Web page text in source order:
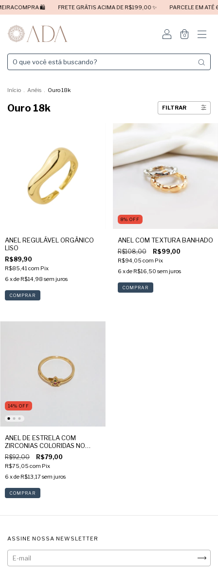
🛍️ FRETE GRÁTIS ACIMA DE R$199,00 ✨ PARCELE EM ATÉ 6X SEM
0
Início . Anéis . Ouro 18k
Ouro 18k FILTRAR
ANEL REGULÁVEL ORGÂNICO
LISO
R$89,90
R$85,41 com Pix
6 x de R$14,98 sem juros
8% OFF
ANEL COM TEXTURA BANHADO
R$108,00 R$99,00
R$94,05 com Pix
6 x de R$16,50 sem juros
COMPRAR
14% OFF
ANEL DE ESTRELA COM
ZIRCONIAS COLORIDAS NO
OURO
R$92,00 R$79,00
R$75,05 com Pix
6 x de R$13,17 sem juros
COMPRAR
ASSINE NOSSA NEWSLETTER